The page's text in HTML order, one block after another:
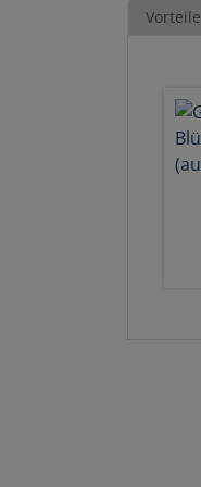
Vorteile